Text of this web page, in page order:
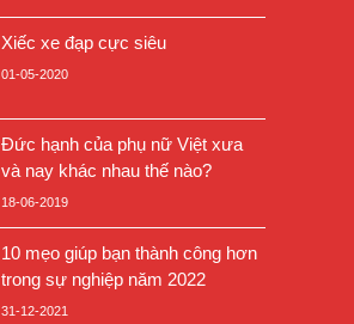
Xiếc xe đạp cực siêu
01-05-2020
Đức hạnh của phụ nữ Việt xưa
và nay khác nhau thế nào?
18-06-2019
10 mẹo giúp bạn thành công hơn
trong sự nghiệp năm 2022
31-12-2021